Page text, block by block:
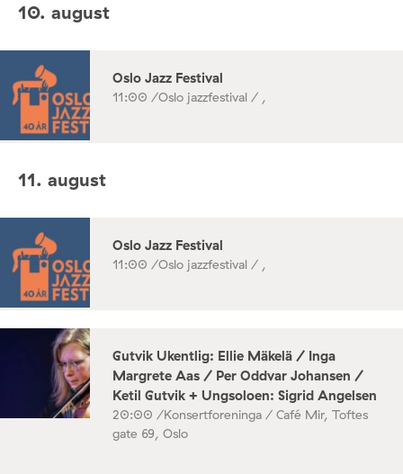
10. august
Oslo Jazz Festival
11:00 /Oslo jazzfestival / ,
11. august
Oslo Jazz Festival
11:00 /Oslo jazzfestival / ,
Gutvik Ukentlig: Ellie Mäkelä / Inga
Margrete Aas / Per Oddvar Johansen /
Ketil Gutvik + Ungsoloen: Sigrid Angelsen
20:00 /Konsertforeninga / Café Mir, Toftes
gate 69, Oslo